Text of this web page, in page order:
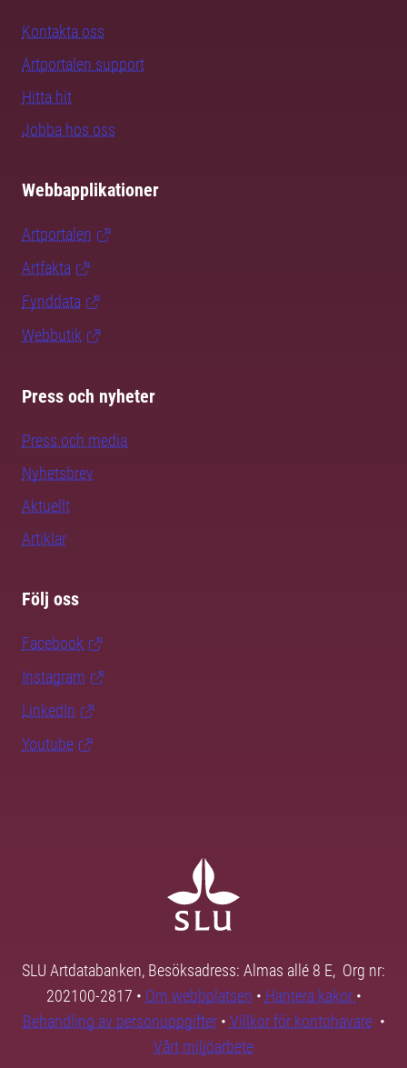
Kontakta oss
Artportalen support
Hitta hit
Jobba hos oss
Webbapplikationer
Artportalen
Artfakta
Fynddata
Webbutik
Press och nyheter
Press och media
Nyhetsbrev
Aktuellt
Artiklar
Följ oss
Facebook
Instagram
LinkedIn
Youtube
SLU Artdatabanken, Besöksadress: Almas allé 8 E, Org nr:
202100-2817 • Om webbplatsen • Hantera kakor •
Behandling av personuppgifter• Villkor för kontohavare•
Vårt miljöarbete